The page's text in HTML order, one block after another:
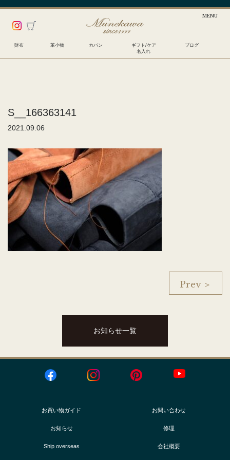
財布 革小物 カバン
ギフト/ケア
名入れ
ブログ
S__166363141
2021.09.06
Prev ＞
お知らせ一覧
お買い物ガイド お問い合わせ
お知らせ 修理
Ship overseas 会社概要